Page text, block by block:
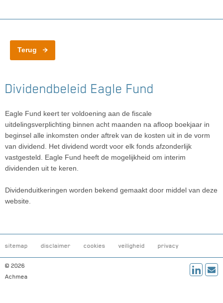
Terug
Dividendbeleid Eagle Fund
Eagle Fund keert ter voldoening aan de fiscale
uitdelingsverplichting binnen acht maanden na afloop boekjaar in
beginsel alle inkomsten onder aftrek van de kosten uit in de vorm
van dividend. Het dividend wordt voor elk fonds afzonderlijk
vastgesteld. Eagle Fund heeft de mogelijkheid om interim
dividenden uit te keren.
Dividenduitkeringen worden bekend gemaakt door middel van deze
website.
sitemap disclaimer cookies veiligheid privacy
© 2026
Achmea